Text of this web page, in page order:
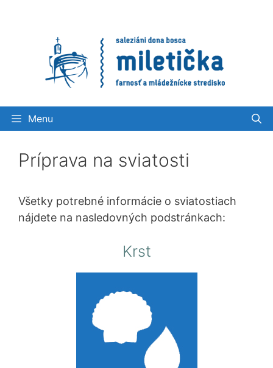
Menu
Príprava na sviatosti
Všetky potrebné informácie o sviatostiach
nájdete na nasledovných podstránkach:
Krst